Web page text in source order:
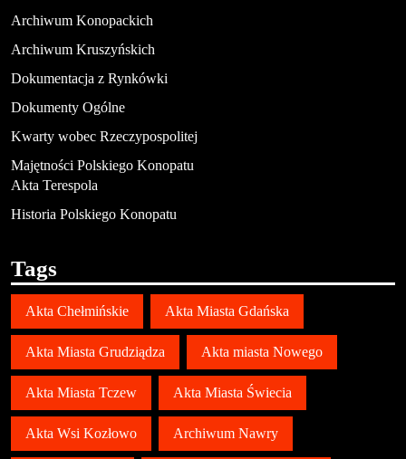
Archiwum Konopackich
Archiwum Kruszyńskich
Dokumentacja z Rynkówki
Dokumenty Ogólne
Kwarty wobec Rzeczypospolitej
Majętności Polskiego Konopatu
Akta Terespola
Historia Polskiego Konopatu
Tags
Akta Chełmińskie Akta Miasta Gdańska
Akta Miasta Grudziądza Akta miasta Nowego
Akta Miasta Tczew Akta Miasta Świecia
Akta Wsi Kozłowo Archiwum Nawry